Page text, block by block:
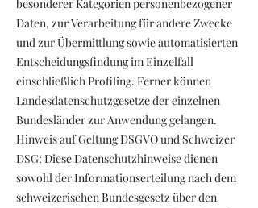
besonderer Kategorien personenbezogener
Daten, zur Verarbeitung für andere Zwecke
und zur Übermittlung sowie automatisierten
Entscheidungsfindung im Einzelfall
einschließlich Profiling. Ferner können
Landesdatenschutzgesetze der einzelnen
Bundesländer zur Anwendung gelangen.
Hinweis auf Geltung DSGVO und Schweizer
DSG: Diese Datenschutzhinweise dienen
sowohl der Informationserteilung nach dem
schweizerischen Bundesgesetz über den